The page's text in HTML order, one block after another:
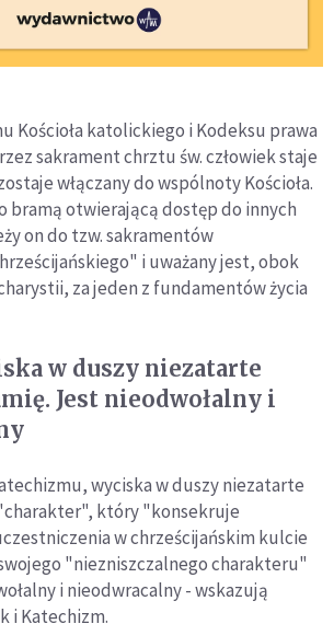
Kościoła katolickiego i Kodeksu prawa
sakrament chrztu św. człowiek staje
włączany do wspólnoty Kościoła.
bramą otwierającą dostęp do innych
on do tzw. sakramentów
i uważany jest, obok
za jeden z fundamentów życia
w duszy niezatarte
Jest nieodwołalny i
wyciska w duszy niezatarte
który "konsekruje
w chrześcijańskim kulcie
"niezniszczalnego charakteru"
i nieodwracalny - wskazują
i Katechizm.